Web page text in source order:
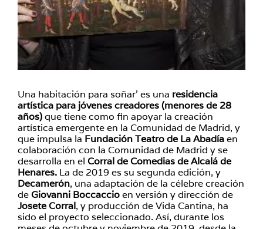
Una habitación para soñar’ es una residencia
artística para jóvenes creadores (menores de 28
años)que tiene como fin apoyar la creación
artística emergente en la Comunidad de Madrid, y
que impulsa la Fundación Teatro de La Abadíaen
colaboración con la Comunidad de Madrid y se
desarrolla en el Corral de Comedias de Alcalá de
Henares. La de 2019 es su segunda edición, y
Decamerón, una adaptación de la célebre creación
de Giovanni Boccaccioen versión y dirección de
Josete Corral, y producción de Vida Cantina, ha
sido el proyecto seleccionado. Así, durante los